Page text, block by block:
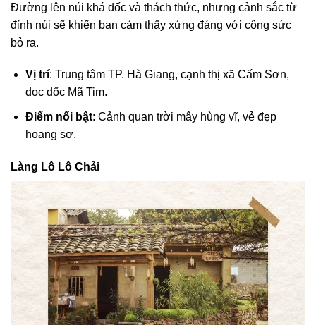
Đường lên núi khá dốc và thách thức, nhưng cảnh sắc từ
đỉnh núi sẽ khiến bạn cảm thấy xứng đáng với công sức
bỏ ra.
Vị trí: Trung tâm TP. Hà Giang, cạnh thị xã Cấm Sơn,
dọc dốc Mã Tim.
Điểm nổi bật: Cảnh quan trời mây hùng vĩ, vẻ đẹp
hoang sơ.
Làng Lô Lô Chải